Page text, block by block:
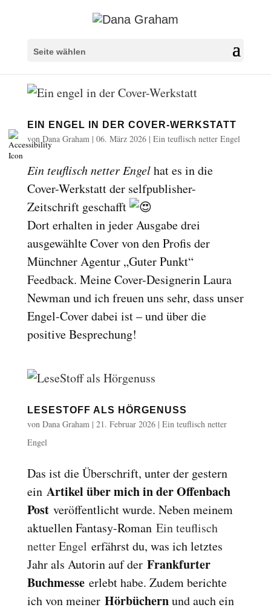
Seite wählen
EIN ENGEL IN DER COVER-WERKSTATT
von Dana Graham| 06. März 2026| Ein teuflisch netter Engel
Ein teuflisch netter Engelhat es in die
Cover-Werkstatt der selfpublisher-
Zeitschrift geschafft
Dort erhalten in jeder Ausgabe drei
ausgewählte Cover von den Profis der
Münchner Agentur „Guter Punkt“
Feedback. Meine Cover-Designerin Laura
Newman und ich freuen uns sehr, dass unser
Engel-Cover dabei ist – und über die
positive Besprechung!
LESESTOFF ALS HÖRGENUSS
von Dana Graham| 21. Februar 2026| Ein teuflisch netter
Engel
Das ist die Überschrift, unter der gestern
ein Artikel über mich in der Offenbach
Postveröffentlicht wurde. Neben meinem
aktuellen Fantasy-Roman Ein teuflisch
netter Engel erfährst du, was ich letztes
Jahr als Autorin auf der Frankfurter
Buchmesse erlebt habe. Zudem berichte
ich von meiner Hörbüchernund auch ein
Überschriften markieren
settings
zoom_out Herauszoomen
remove_circle_outline
add_circle_outline
spellcheck Lesbare Schriftart
brightness_high Heller Kontrast
Dunkler Kontrast
format_underlined Links unterstreichen
font_download Links markieren
Reset
all
options
cached